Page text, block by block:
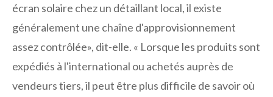
écran solaire chez un détaillant local, il existe
généralement une chaîne d'approvisionnement
assez contrôlée», dit-elle. « Lorsque les produits sont
expédiés à l'international ou achetés auprès de
vendeurs tiers, il peut être plus difficile de savoir où